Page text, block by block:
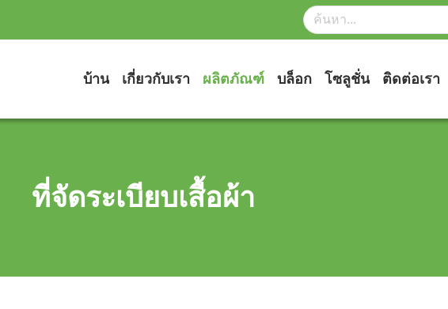
บ้าน เกี่ยวกับเรา ผลิตภัณฑ์ บล็อก โซลูชั่น ติดต่อเรา
ที่จัดระเบียบเสื้อผ้า